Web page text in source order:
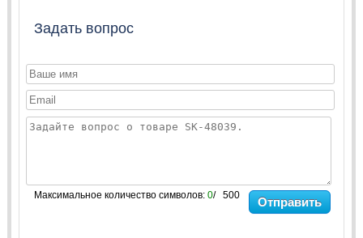
Задать вопрос
Максимальное количество символов: 0/ 500 Отправить